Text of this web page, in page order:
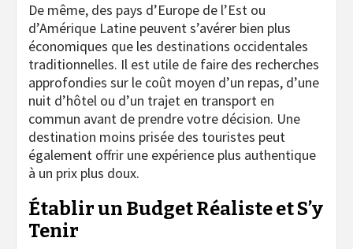
De même, des pays d’Europe de l’Est ou
d’Amérique Latine peuvent s’avérer bien plus
économiques que les destinations occidentales
traditionnelles. Il est utile de faire des recherches
approfondies sur le coût moyen d’un repas, d’une
nuit d’hôtel ou d’un trajet en transport en
commun avant de prendre votre décision. Une
destination moins prisée des touristes peut
également offrir une expérience plus authentique
à un prix plus doux.
Établir un Budget Réaliste et S’y
Tenir